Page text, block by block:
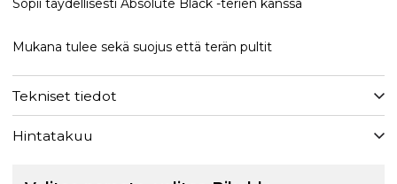
Sopii täydellisesti Absolute Black -terien kanssa
Mukana tulee sekä suojus että terän pultit
Tekniset tiedot
Hintatakuu